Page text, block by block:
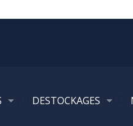
DESTOCKAGES
Synthétiques WINTEC